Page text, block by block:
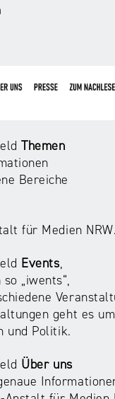
Themen
Bereiche
für Medien NRW.
Events,
„iwents“,
geht es
und Politik.
Über uns